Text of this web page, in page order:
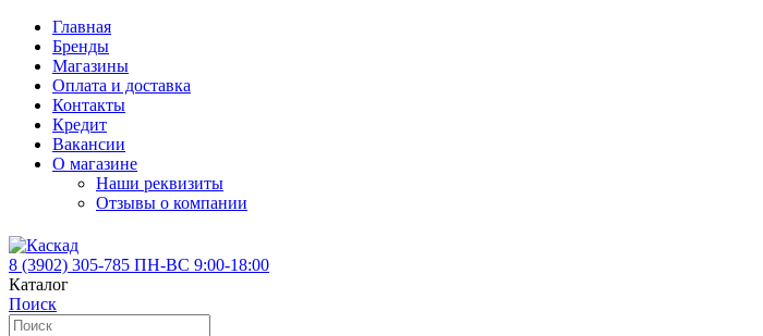
Главная
Бренды
Магазины
Оплата и доставка
Контакты
Кредит
Вакансии
О магазине
Наши реквизиты
Отзывы о компании
8 (3902) 305-785 ПН-ВС 9:00-18:00
Каталог
Поиск